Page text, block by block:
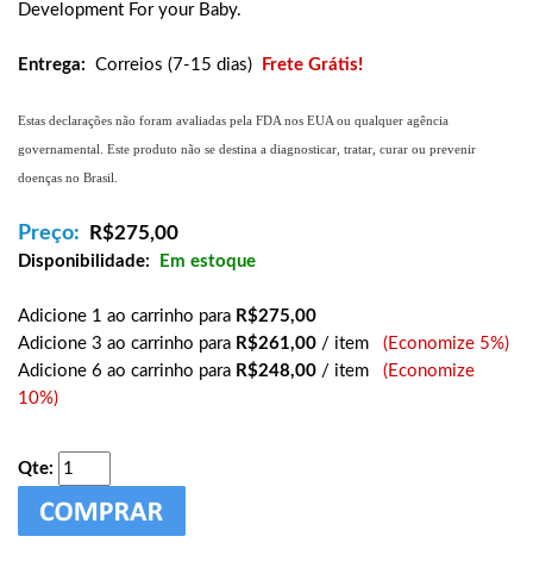
Development For your Baby.
Entrega: Correios (7-15 dias) Frete Grátis!
Estas declarações não foram avaliadas pela FDA nos EUA ou qualquer agência
governamental. Este produto não se destina a diagnosticar, tratar, curar ou prevenir
doenças no Brasil.
Preço: R$275,00
Disponibilidade: Em estoque
Adicione 1 ao carrinho para R$275,00
Adicione 3 ao carrinho para R$261,00 / item (Economize 5%)
Adicione 6 ao carrinho para R$248,00 / item (Economize
10%)
Qte: